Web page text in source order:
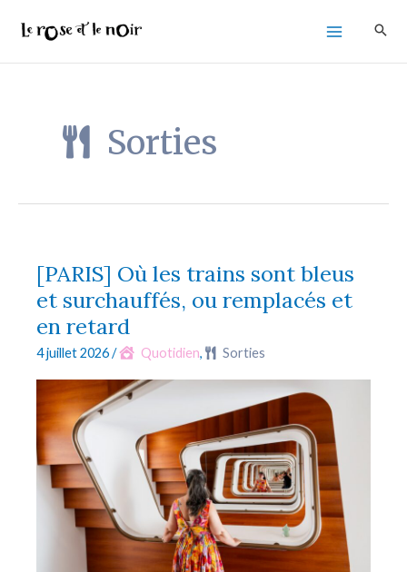
contenu
Sorties
[PARIS] Où les trains sont bleus
et surchauffés, ou remplacés et
en retard
4 juillet 2026/ Quotidien, Sorties